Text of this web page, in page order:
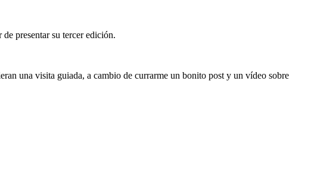
presentar su tercer edición.
una visita guiada, a cambio de currarme un bonito post y un vídeo sobre